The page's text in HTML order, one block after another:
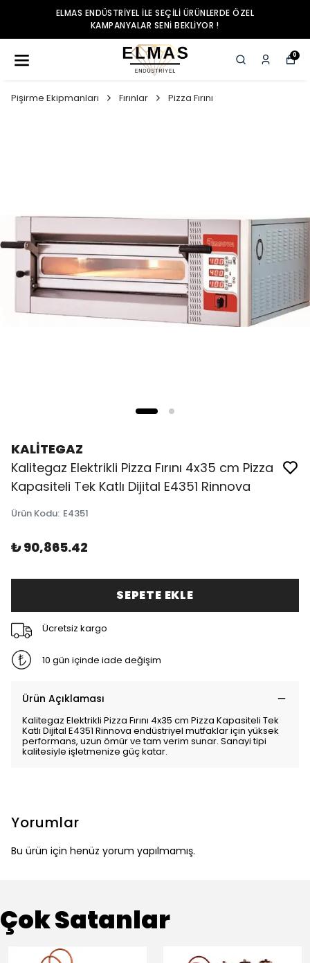
ELMAS ENDÜSTRIYEL ILE SEÇILI ÜRÜNLERDE ÖZEL
KAMPANYALAR SENI BEKLIYOR !
0
Pişirme Ekipmanları Fırınlar Pizza Fırını
KALİTEGAZ
Kalitegaz Elektrikli Pizza Fırını 4x35 cm Pizza
Kapasiteli Tek Katlı Dijital E4351 Rinnova
Ürün Kodu: E4351
₺ 90,865.42
SEPETE EKLE
Ücretsiz kargo
10 gün içinde iade değişim
Ürün Açıklaması
Kalitegaz Elektrikli Pizza Fırını 4x35 cm Pizza Kapasiteli Tek
Katlı Dijital E4351 Rinnova endüstriyel mutfaklar için yüksek
performans, uzun ömür ve tam verim sunar. Sanayi tipi
kalitesiyle işletmenize güç katar.
Yorumlar
Bu ürün için henüz yorum yapılmamış.
Çok Satanlar